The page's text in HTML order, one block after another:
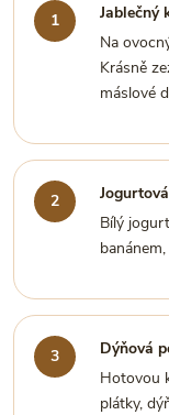
Jablečný
Na
Krásně
máslové
Bílý
Dýňová
Hotovou
plátky,